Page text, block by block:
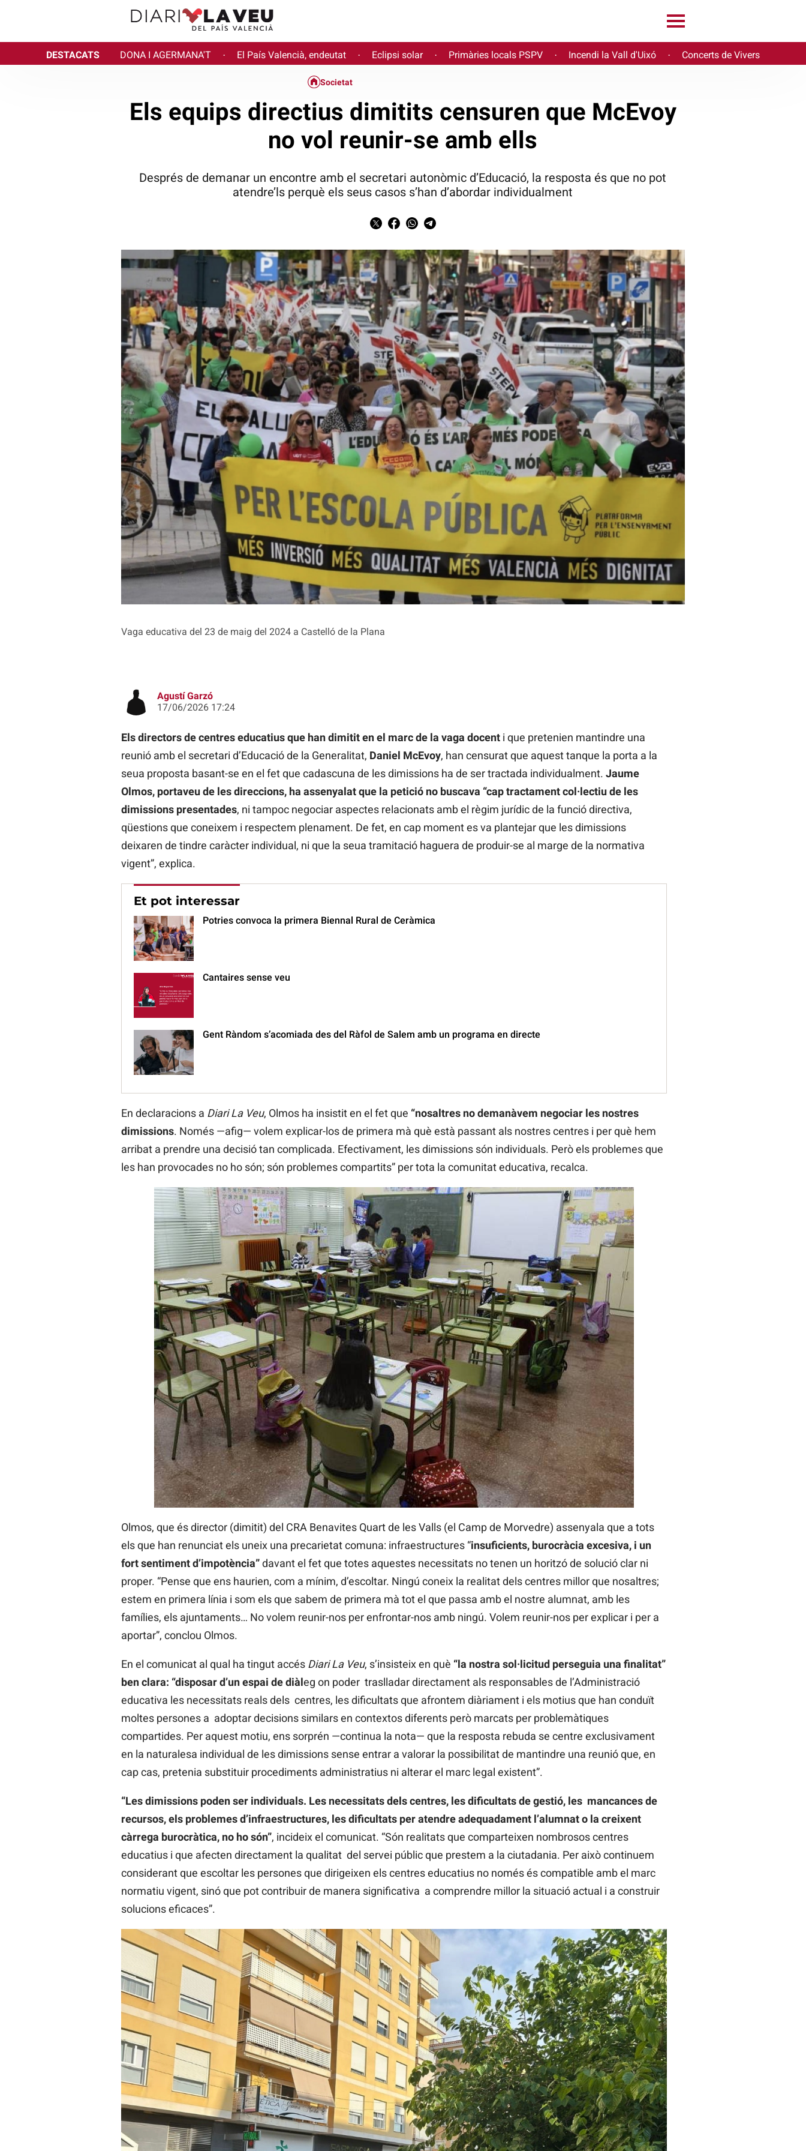
DESTACATS DONA I AGERMANA'T · El País Valencià, endeutat · Eclipsi solar · Primàries locals PSPV · Incendi la Vall d'Uixó · Concerts de Vivers
Vaga educativa del 23 de maig del 2024 a Castelló de la Plana
Societat
Els equips directius dimitits censuren que McEvoy
no vol reunir-se amb ells
Després de demanar un encontre amb el secretari autonòmic d’Educació, la resposta és que no pot
atendre’ls perquè els seus casos s’han d’abordar individualment
Agustí Garzó
17/06/2026 17:24
Els directors de centres educatius que han dimitit en el marc de la vaga docent i que pretenien mantindre una
reunió amb el secretari d’Educació de la Generalitat, Daniel McEvoy, han censurat que aquest tanque la porta a la
seua proposta basant-se en el fet que cadascuna de les dimissions ha de ser tractada individualment. Jaume
Olmos, portaveu de les direccions, ha assenyalat que la petició no buscava “cap tractament col·lectiu de les
dimissions presentades, ni tampoc negociar aspectes relacionats amb el règim jurídic de la funció directiva,
qüestions que coneixem i respectem plenament. De fet, en cap moment es va plantejar que les dimissions
deixaren de tindre caràcter individual, ni que la seua tramitació haguera de produir-se al marge de la normativa
vigent”, explica.
Et pot interessar
Potries convoca la primera Biennal Rural de Ceràmica
Cantaires sense veu
Gent Ràndom s’acomiada des del Ràfol de Salem amb un programa en directe
En declaracions a Diari La Veu, Olmos ha insistit en el fet que “nosaltres no demanàvem negociar les nostres
dimissions. Només —afig— volem explicar-los de primera mà què està passant als nostres centres i per què hem
arribat a prendre una decisió tan complicada. Efectivament, les dimissions són individuals. Però els problemes que
les han provocades no ho són; són problemes compartits” per tota la comunitat educativa, recalca.
Olmos, que és director (dimitit) del CRA Benavites Quart de les Valls (el Camp de Morvedre) assenyala que a tots
els que han renunciat els uneix una precarietat comuna: infraestructures “insuficients, burocràcia excesiva, i un
fort sentiment d’impotència”davant el fet que totes aquestes necessitats no tenen un horitzó de solució clar ni
proper. “Pense que ens haurien, com a mínim, d’escoltar. Ningú coneix la realitat dels centres millor que nosaltres;
estem en primera línia i som els que sabem de primera mà tot el que passa amb el nostre alumnat, amb les
famílies, els ajuntaments… No volem reunir-nos per enfrontar-nos amb ningú. Volem reunir-nos per explicar i per a
aportar”, conclou Olmos.
En el comunicat al qual ha tingut accés Diari La Veu, s’insisteix en què “la nostra sol·licitud perseguia una finalitat”
ben clara: “disposar d’un espai de diàleg on poder traslladar directament als responsables de l’Administració
educativa les necessitats reals dels centres, les dificultats que afrontem diàriament i els motius que han conduït
moltes persones a adoptar decisions similars en contextos diferents però marcats per problemàtiques
compartides. Per aquest motiu, ens sorprén —continua la nota— que la resposta rebuda se centre exclusivament
en la naturalesa individual de les dimissions sense entrar a valorar la possibilitat de mantindre una reunió que, en
cap cas, pretenia substituir procediments administratius ni alterar el marc legal existent”.
“Les dimissions poden ser individuals. Les necessitats dels centres, les dificultats de gestió, les mancances de
recursos, els problemes d’infraestructures, les dificultats per atendre adequadament l’alumnat o la creixent
càrrega burocràtica, no ho són”, incideix el comunicat. “Són realitats que comparteixen nombrosos centres
educatius i que afecten directament la qualitat del servei públic que prestem a la ciutadania. Per això continuem
considerant que escoltar les persones que dirigeixen els centres educatius no només és compatible amb el marc
normatiu vigent, sinó que pot contribuir de manera significativa a comprendre millor la situació actual i a construir
solucions eficaces”.